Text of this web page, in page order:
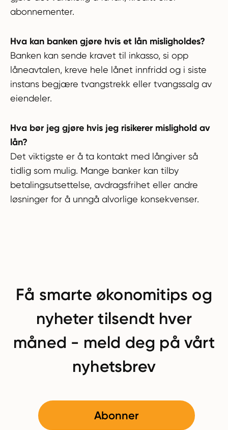
abonnementer.
Hva kan banken gjøre hvis et lån misligholdes?
Banken kan sende kravet til inkasso, si opp
låneavtalen, kreve hele lånet innfridd og i siste
instans begjære tvangstrekk eller tvangssalg av
eiendeler.
Hva bør jeg gjøre hvis jeg risikerer mislighold av
lån?
Det viktigste er å ta kontakt med långiver så
tidlig som mulig. Mange banker kan tilby
betalingsutsettelse, avdragsfrihet eller andre
løsninger for å unngå alvorlige konsekvenser.
Få smarte økonomitips og
nyheter tilsendt hver
måned - meld deg på vårt
nyhetsbrev
Abonner